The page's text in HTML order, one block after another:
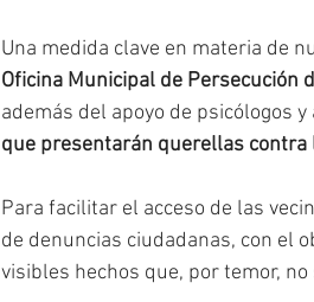
Una medida clave en materia de
Oficina Municipal de Persecución
además del apoyo de psicólogos
que presentarán querellas
Para facilitar el acceso de las
de denuncias ciudadanas, con el
visibles hechos que, por temor, no